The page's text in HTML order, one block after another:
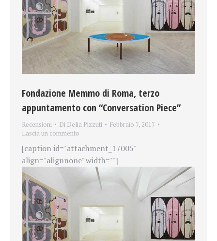
Fondazione Memmo di Roma, terzo
appuntamento con “Conversation Piece”
Recensioni Di Delia Pizzuti
Febbraio 7, 2017
Lascia un commento
[caption id="attachment_17005"
align="alignnone" width=""]